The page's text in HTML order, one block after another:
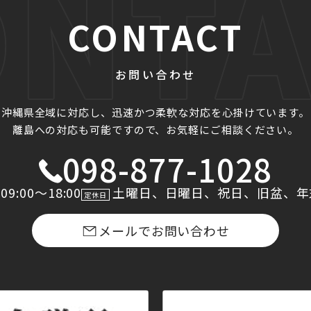
CONTACT
お問い合わせ
沖縄県全域に対応し、迅速かつ柔軟な対応を心掛けています。
離島への対応も可能ですので、お気軽にご相談ください。
098-877-1028
09:00〜18:00 定休日 土曜日、日曜日、祝日、旧盆、
メールでお問い合わせ